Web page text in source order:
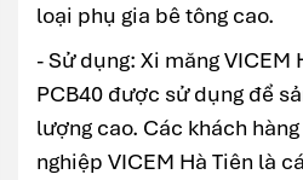
loại phụ gia bê tông cao.
- Sử dụng: Xi măng VICEM
PCB40 được sử dụng để
lượng cao. Các khách
nghiệp VICEM Hà Tiên là